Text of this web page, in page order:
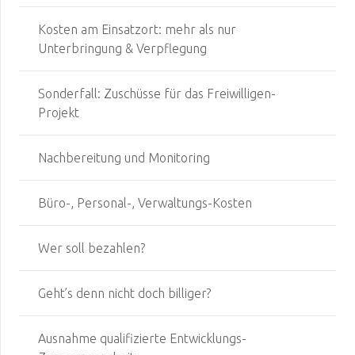
Kosten am Einsatzort: mehr als nur
Unterbringung & Verpflegung
Sonderfall: Zuschüsse für das Freiwilligen-
Projekt
Nachbereitung und Monitoring
Büro-, Personal-, Verwaltungs-Kosten
Wer soll bezahlen?
Geht’s denn nicht doch billiger?
Ausnahme qualifizierte Entwicklungs-